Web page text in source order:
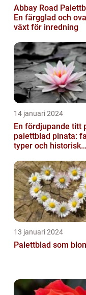
Abbay Road
En färgglad och
växt för inredning
14 januari 2024
En fördjupande titt
palettblad pinata:
typer och historisk
13 januari 2024
Palettblad som